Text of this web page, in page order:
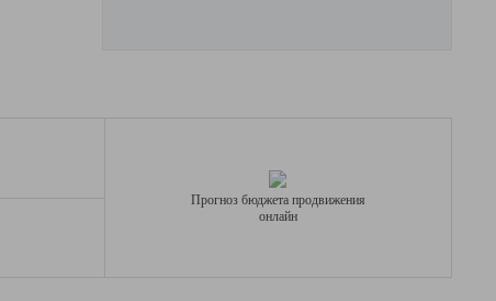
Прогноз бюджета продвижения
онлайн